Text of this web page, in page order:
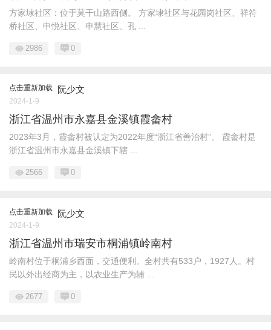
方家埭社区：位于莫干山路西侧。 方家埭社区与花园岗社区、祥符
桥社区、申悦社区、申慧社区、孔 ...
2986 0
点击重新加载 阮少文
2024-1-9
浙江省温州市永嘉县金溪镇霞畲村
2023年3月，霞畲村被认定为2022年度“浙江省善治村”。 霞畲村是
浙江省温州市永嘉县金溪镇下辖 ...
2566 0
点击重新加载 阮少文
2024-1-9
浙江省温州市瑞安市桐浦镇岭南村
岭南村位于桐浦乡西面，交通便利。全村共有533户，1927人。村
民以外出经商为主，以农业生产为辅 ...
2677 0